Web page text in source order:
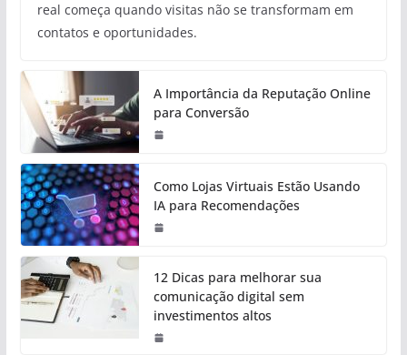
real começa quando visitas não se transformam em
contatos e oportunidades.
A Importância da Reputação Online
para Conversão
Como Lojas Virtuais Estão Usando
IA para Recomendações
12 Dicas para melhorar sua
comunicação digital sem
investimentos altos